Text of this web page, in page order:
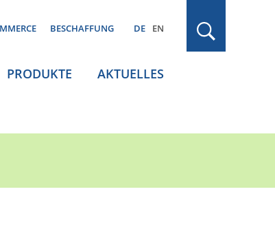
BESCHAFFUNG DE EN
PRODUKTE AKTUELLES